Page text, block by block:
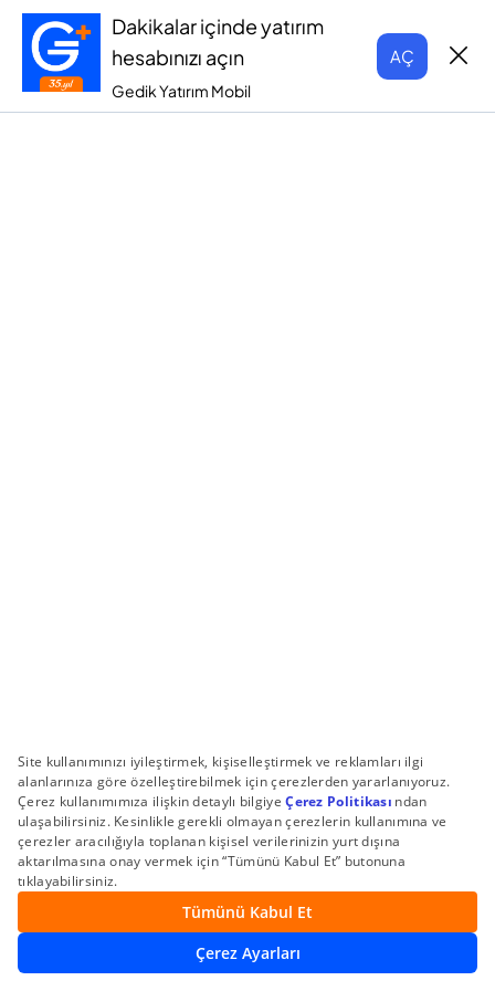
Dakikalar içinde yatırım
hesabınızı açın
Gedik Yatırım Mobil
AÇ